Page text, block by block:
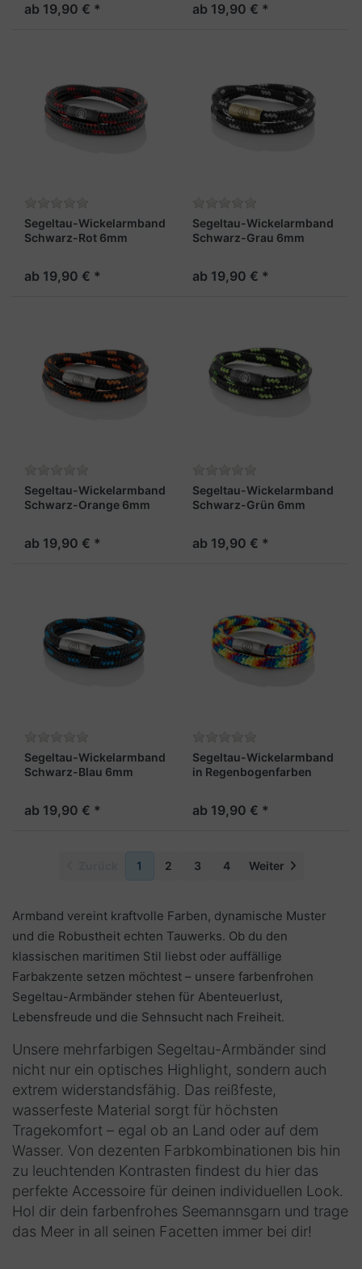
ab 19,90 € * ab 19,90 € *
Segeltau-Wickelarmband
Schwarz-Rot 6mm
ab 19,90 € *
Segeltau-Wickelarmband
Schwarz-Grau 6mm
ab 19,90 € *
Segeltau-Wickelarmband
Schwarz-Orange 6mm
ab 19,90 € *
Segeltau-Wickelarmband
Schwarz-Grün 6mm
ab 19,90 € *
Segeltau-Wickelarmband
Schwarz-Blau 6mm
ab 19,90 € *
Segeltau-Wickelarmband
in Regenbogenfarben
ab 19,90 € *
1 2 3 4 Weiter
Armband vereint kraftvolle Farben, dynamische Muster
und die Robustheit echten Tauwerks. Ob du den
klassischen maritimen Stil liebst oder auffällige
Farbakzente setzen möchtest – unsere farbenfrohen
Segeltau-Armbänder stehen für Abenteuerlust,
Lebensfreude und die Sehnsucht nach Freiheit.
Unsere mehrfarbigen Segeltau-Armbänder sind
nicht nur ein optisches Highlight, sondern auch
extrem widerstandsfähig. Das reißfeste,
wasserfeste Material sorgt für höchsten
Tragekomfort – egal ob an Land oder auf dem
Wasser. Von dezenten Farbkombinationen bis hin
zu leuchtenden Kontrasten findest du hier das
perfekte Accessoire für deinen individuellen Look.
Hol dir dein farbenfrohes Seemannsgarn und trage
das Meer in all seinen Facetten immer bei dir!